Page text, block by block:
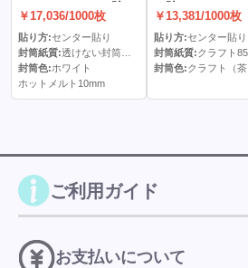
￥17,036/1000枚
貼り方:センター貼り
封筒紙質:透けない封筒ケント80g
封筒色:ホワイト
ホットメルト10mm
￥13,381/1000枚
貼り方:センター貼り
封筒紙質:クラフト
封筒色:クラフト（
ご利用ガイド
お支払いについて